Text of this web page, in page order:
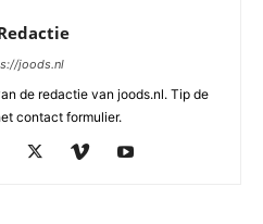
joods.nl
de redactie van joods.nl. Tip de
contact formulier.